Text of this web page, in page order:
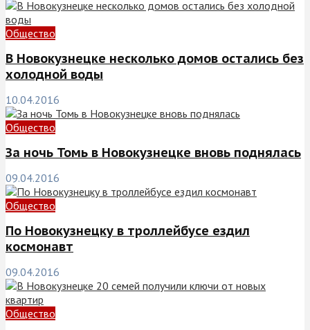
Общество
В Новокузнецке несколько домов остались без
холодной воды
10.04.2016
Общество
За ночь Томь в Новокузнецке вновь поднялась
09.04.2016
Общество
По Новокузнецку в троллейбусе ездил
космонавт
09.04.2016
Общество